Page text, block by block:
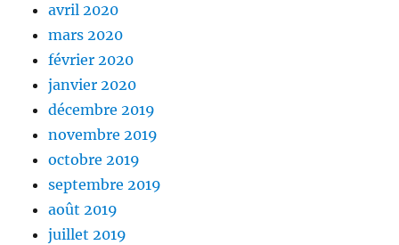
avril 2020
mars 2020
février 2020
janvier 2020
décembre 2019
novembre 2019
octobre 2019
septembre 2019
août 2019
juillet 2019